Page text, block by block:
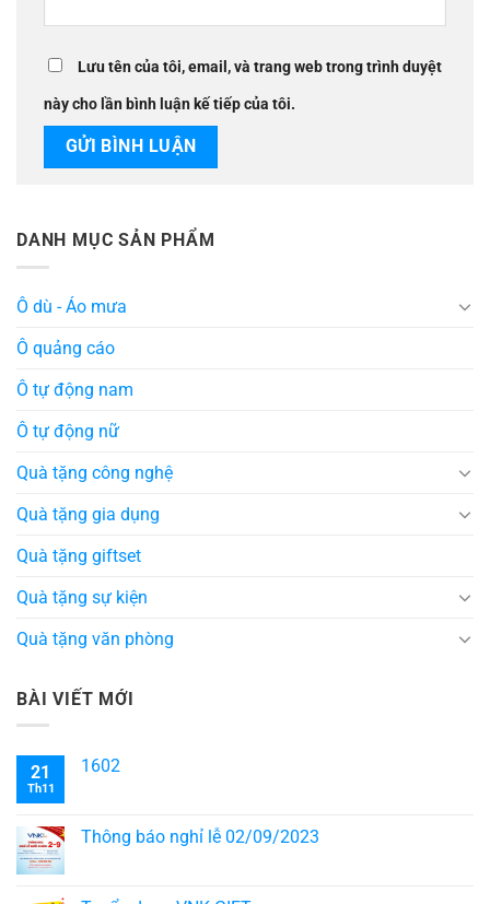
DANH MỤC SẢN PHẨM
Ô dù - Áo mưa
Ô quảng cáo
Ô tự động nam
Ô tự động nữ
Quà tặng công nghệ
Quà tặng gia dụng
Quà tặng giftset
Quà tặng sự kiện
Quà tặng văn phòng
BÀI VIẾT MỚI
21
Th11
1602
Thông báo nghỉ lễ 02/09/2023
Lưu tên của tôi, email, và trang web trong trình duyệt
này cho lần bình luận kế tiếp của tôi.